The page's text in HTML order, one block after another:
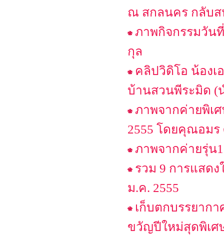
ณ สกลนคร กลับส
ภาพกิจกรรมวัน
กุล
คลิปวิดิโอ น้องเ
บ้านสวนพีระมิด
ภาพจากค่ายพิเ
2555 โดยคุณอมร
ภาพจากค่ายรุ่น
รวม 9 การแสด
ม.ค. 2555
เก็บตกบรรยาก
ขวัญปีใหม่สุดพิเศ